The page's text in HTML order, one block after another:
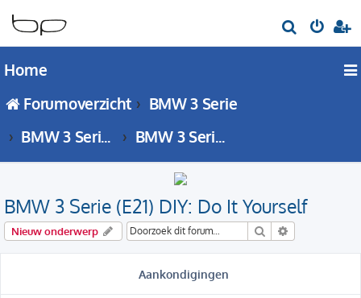
o
Home
Forumoverzicht
BMW 3 Serie
BMW 3 Serie - E21 forum
BMW 3 Serie (E21) DIY: Do It Yourself
BMW 3 Serie (E21) DIY: Do It Yourself
Nieuw onderwerp Zoek
Aankondigingen